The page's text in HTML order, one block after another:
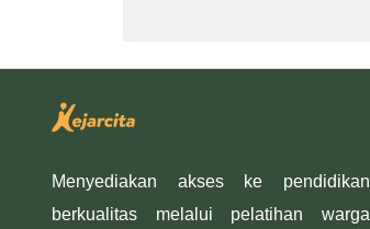
Menyediakan akses ke pendidikan
berkualitas melalui pelatihan warga